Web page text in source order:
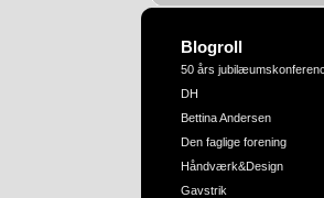
Blogroll
50 års
DH
Bettina Andersen
Den faglige forening
Håndværk&Design
Gavstrik